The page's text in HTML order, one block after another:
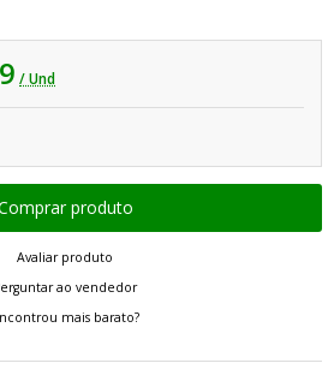
/ Und
Avaliar produto
ao vendedor
mais barato?